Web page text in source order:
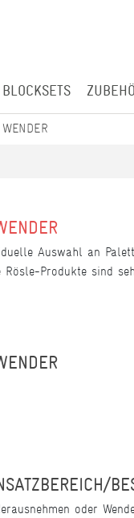
BLOCKSETS
Auswahl an
Rösle-Produkte sind
oder